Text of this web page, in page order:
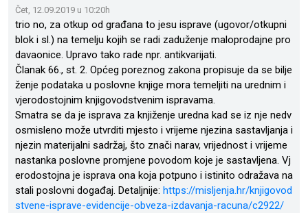
Čet, 12.09.2019 u 10:20h
trio no, za otkup od građana to jesu isprave (ugovor/otkupni
blok i sl.) na temelju kojih se radi zaduženje maloprodajne pro
davaonice. Upravo tako rade npr. antikvarijati.
Članak 66., st. 2. Općeg poreznog zakona propisuje da se bilje
ženje podataka u poslovne knjige mora temeljiti na urednim i
vjerodostojnim knjigovodstvenim ispravama.
Smatra se da je isprava za knjiženje uredna kad se iz nje nedv
osmisleno može utvrditi mjesto i vrijeme njezina sastavljanja i
njezin materijalni sadržaj, što znači narav, vrijednost i vrijeme
nastanka poslovne promjene povodom koje je sastavljena. Vj
erodostojna je isprava ona koja potpuno i istinito odražava na
stali poslovni događaj. Detaljnije: https://misljenja.hr/knjigovod
stvene-isprave-evidencije-obveza-izdavanja-racuna/c2922/